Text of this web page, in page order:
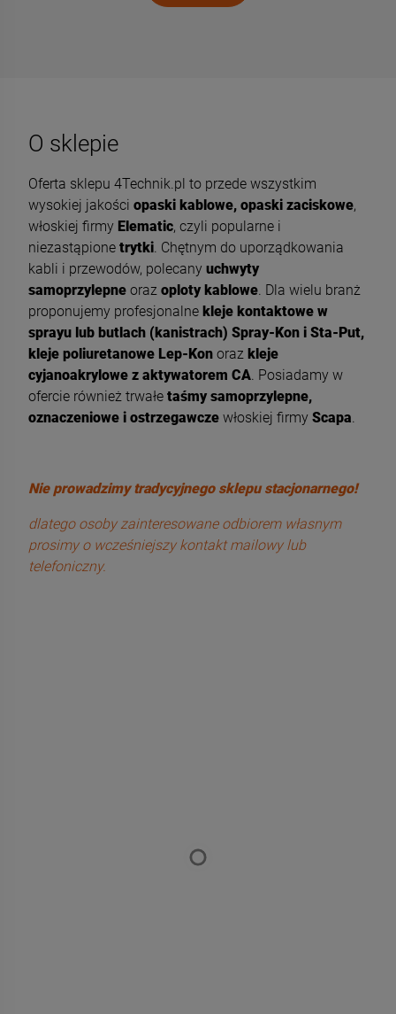
O sklepie
Oferta sklepu 4Technik.pl to przede wszystkim
wysokiej jakości opaski kablowe, opaski zaciskowe,
włoskiej firmy Elematic, czyli popularne i
niezastąpione trytki . Chętnym do uporządkowania
kabli i przewodów, polecany uchwyty
samoprzylepne oraz oploty kablowe . Dla wielu branż
proponujemy profesjonalne kleje kontaktowe w
sprayu lub butlach (kanistrach) Spray-Kon i Sta-Put,
kleje poliuretanowe Lep-Kon oraz kleje
cyjanoakrylowe z aktywatorem CA . Posiadamy w
ofercie również trwałe taśmy samoprzylepne,
oznaczeniowe i ostrzegawcze włoskiej firmy Scapa
Nie prowadzimy tradycyjnego sklepu stacjonarnego!
dlatego osoby zainteresowane odbiorem własnym
prosimy o wcześniejszy kontakt mailowy lub
telefoniczny.